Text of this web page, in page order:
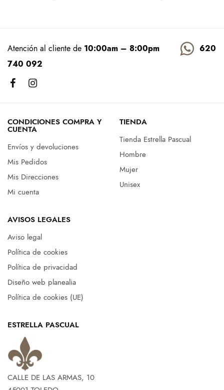
Atención al cliente de 10:00am – 8:00pm
620
740 092
CONDICIONES COMPRA Y
CUENTA
Envíos y devoluciones
Mis Pedidos
Mis Direcciones
Mi cuenta
TIENDA
Tienda Estrella Pascual
Hombre
Mujer
Unisex
AVISOS LEGALES
Aviso legal
Política de cookies
Política de privacidad
Diseño web planealia
Política de cookies (UE)
ESTRELLA PASCUAL
CALLE DE LAS ARMAS, 10